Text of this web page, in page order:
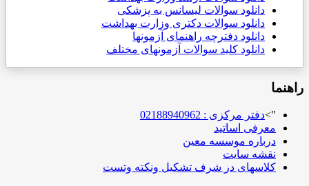
دانلود سوالات لیسانس به پزشکی
دانلود سوالات دکتری وزارت بهداشت
دانلود دفترچه راهنمای آزمونها
دانلود کلید سوالات آزمونهای مختلف
راهنما
">دفتر مرکزی : 02188940962
معرفی اساتید
درباره موسسه معین
نقشه سایت
کلاسهای در شرف تشکیل ونکته وتست